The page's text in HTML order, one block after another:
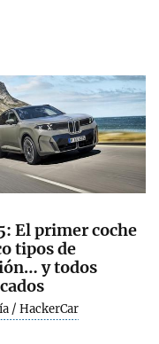
El primer coche
tipos de
y todos
/ HackerCar